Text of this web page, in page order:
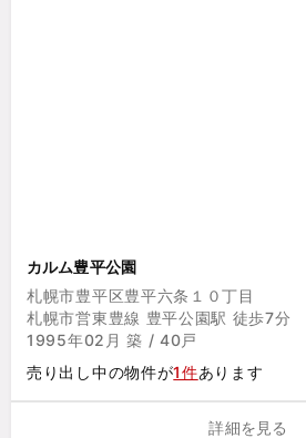
カルム豊平公園
札幌市豊平区豊平六条１０丁目
札幌市営東豊線 豊平公園駅 徒歩7分
1995年02月 築 / 40戸
売り出し中の物件が1件あります
詳細を見る